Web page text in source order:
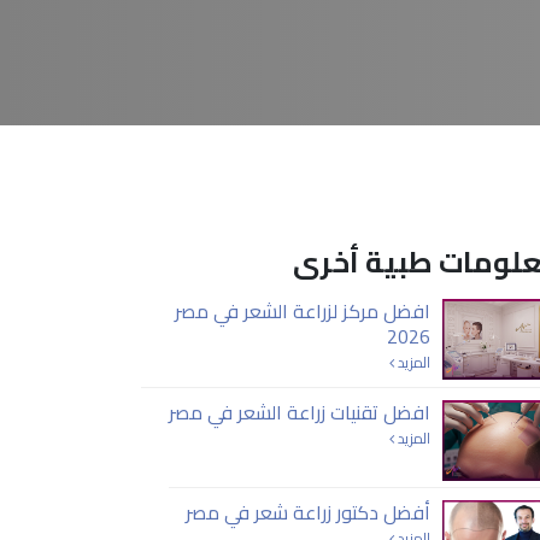
طبية أخرى
افضل مركز لزراعة الشعر في مصر
2026
المزيد
افضل تقنيات زراعة الشعر في مصر
المزيد
أفضل دكتور زراعة شعر في مصر